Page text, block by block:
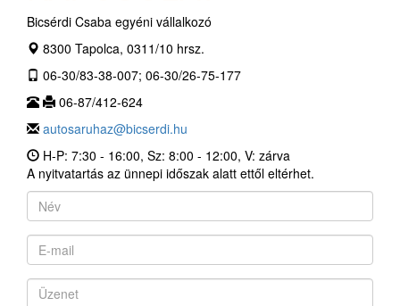
Bicsérdi Csaba egyéni vállalkozó
8300 Tapolca, 0311/10 hrsz.
06-30/83-38-007; 06-30/26-75-177
06-87/412-624
autosaruhaz@bicserdi.hu
H-P: 7:30 - 16:00, Sz: 8:00 - 12:00, V: zárva
A nyitvatartás az ünnepi időszak alatt ettől eltérhet.